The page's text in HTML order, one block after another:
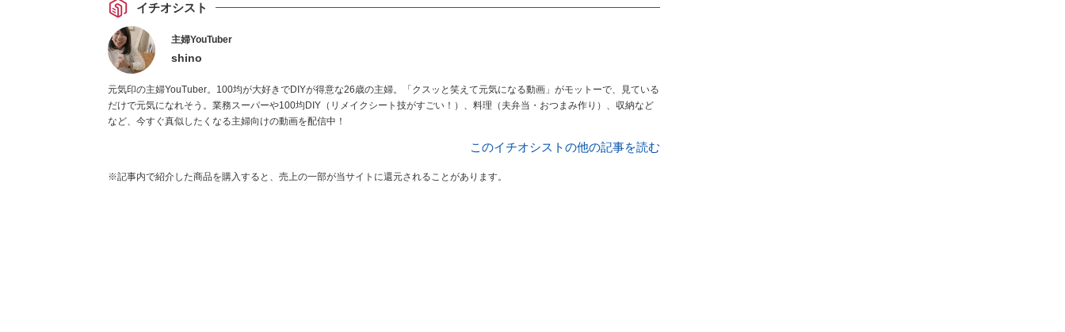
イチオシスト
主婦YouTuber
shino
元気印の主婦YouTuber。100均が大好きでDIYが得意な26歳の主婦。「クスッと笑えて元気になる動画」がモットーで、見ている
だけで元気になれそう。業務スーパーや100均DIY（リメイクシート技がすごい！）、料理（夫弁当・おつまみ作り）、収納など
など、今すぐ真似したくなる主婦向けの動画を配信中！
このイチオシストの他の記事を読む
※記事内で紹介した商品を購入すると、売上の一部が当サイトに還元されることがあります。